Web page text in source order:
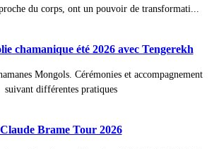
du corps, ont un pouvoir de transformati...
chamanique été 2026 avec Tengerekh
Mongols. Cérémonies et accompagnement
suivant différentes pratiques
Claude Brame Tour 2026